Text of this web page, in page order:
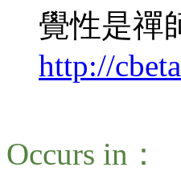
覺性是禪
http://
Occurs in：